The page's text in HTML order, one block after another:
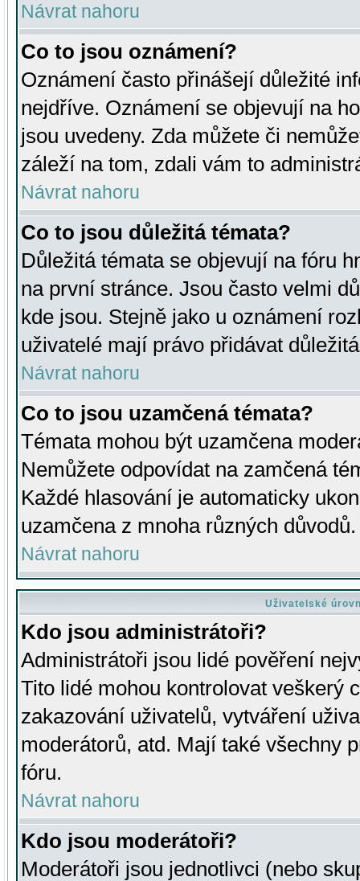
Návrat nahoru
Co to jsou oznámení?
Oznámení často přinášejí důležité
nejdříve. Oznámení se objevují na
jsou uvedeny. Zda můžete či
záleží na tom, zdali vám to
Návrat nahoru
Co to jsou důležitá témata?
Důležitá témata se objevují na fóru
na první stránce. Jsou často velmi
kde jsou. Stejně jako u oznámení
uživatelé mají právo přidávat
Návrat nahoru
Co to jsou uzamčená témata?
Témata mohou být uzamčena
Nemůžete odpovídat na zamčená
Každé hlasování je automaticky
uzamčena z mnoha různých důvodů.
Návrat nahoru
Uživatelské
Kdo jsou administrátoři?
Administrátoři jsou lidé pověření
Tito lidé mohou kontrolovat veškerý
zakazování uživatelů, vytváření
moderátorů, atd. Mají také všechny
fóru.
Návrat nahoru
Kdo jsou moderátoři?
Moderátoři jsou jednotlivci (nebo